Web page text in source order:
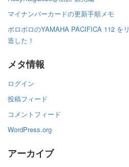
マイナンバーカードの更新手順メモ
ボロボロのYAMAHA PACIFICA 112 を
造した！
メタ情報
ログイン
投稿フィード
コメントフィード
WordPress.org
アーカイブ